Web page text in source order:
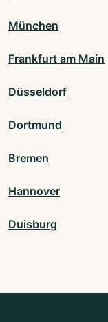
München
Frankfurt am Main
Düsseldorf
Dortmund
Bremen
Hannover
Duisburg